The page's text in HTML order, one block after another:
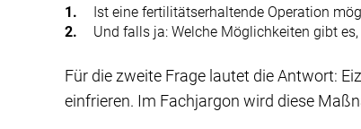
Ist eine fertilitätserhaltende Operation
Und falls ja: Welche Möglichkeiten gibt
Für die zweite Frage lautet die Antwort:
einfrieren. Im Fachjargon wird diese